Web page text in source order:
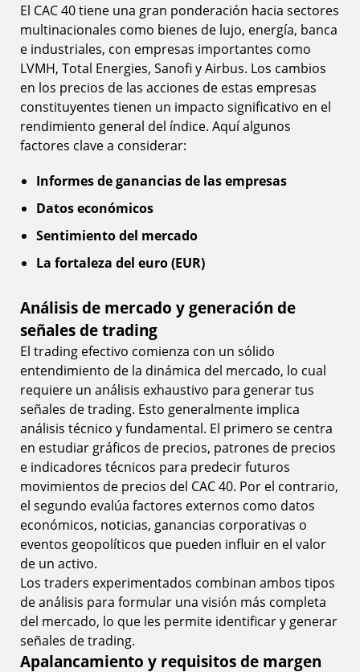
El CAC 40 tiene una gran ponderación hacia sectores
multinacionales como bienes de lujo, energía, banca
e industriales, con empresas importantes como
LVMH, Total Energies, Sanofi y Airbus. Los cambios
en los precios de las acciones de estas empresas
constituyentes tienen un impacto significativo en el
rendimiento general del índice. Aquí algunos
factores clave a considerar:
Informes de ganancias de las empresas
Datos económicos
Sentimiento del mercado
La fortaleza del euro (EUR)
Análisis de mercado y generación de
señales de trading
El trading efectivo comienza con un sólido
entendimiento de la dinámica del mercado, lo cual
requiere un análisis exhaustivo para generar tus
señales de trading. Esto generalmente implica
análisis técnico y fundamental. El primero se centra
en estudiar gráficos de precios, patrones de precios
e indicadores técnicos para predecir futuros
movimientos de precios del CAC 40. Por el contrario,
el segundo evalúa factores externos como datos
económicos, noticias, ganancias corporativas o
eventos geopolíticos que pueden influir en el valor
de un activo.
Los traders experimentados combinan ambos tipos
de análisis para formular una visión más completa
del mercado, lo que les permite identificar y generar
señales de trading.
Apalancamiento y requisitos de margen